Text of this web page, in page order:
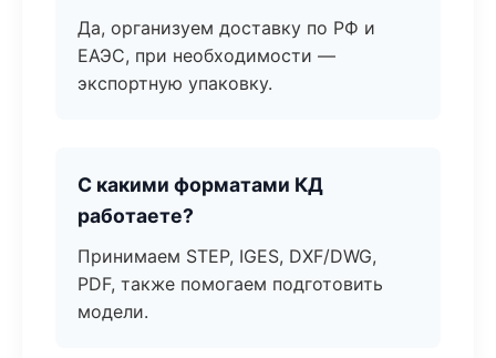
Да, организуем доставку по РФ и
ЕАЭС, при необходимости —
экспортную упаковку.
С какими форматами КД
работаете?
Принимаем STEP, IGES, DXF/DWG,
PDF, также помогаем подготовить
модели.